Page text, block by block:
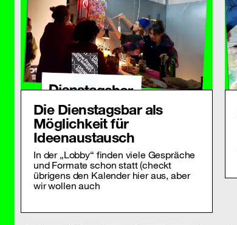
Die Dienstagsbar als
Möglichkeit für
Ideenaustausch
In der „Lobby“ finden viele Gespräche
und Formate schon statt (checkt
übrigens den Kalender hier aus, aber
wir wollen auch